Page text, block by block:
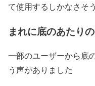
て使用するしかなさそ
まれに底のあたり
一部のユーザーから底
う声がありました